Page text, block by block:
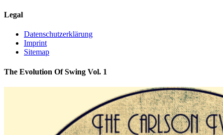
Legal
Datenschutzerklärung
Imprint
Sitemap
The Evolution Of Swing Vol. 1